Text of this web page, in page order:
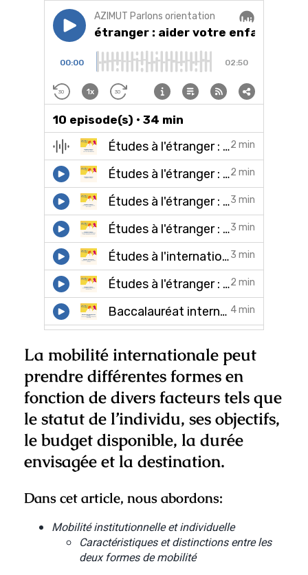
La mobilité internationale peut
prendre différentes formes en
fonction de divers facteurs tels que
le statut de l’individu, ses objectifs,
le budget disponible, la durée
envisagée et la destination.
Dans cet article, nous abordons:
Mobilité institutionnelle et individuelle
Caractéristiques et distinctions entre les
deux formes de mobilité